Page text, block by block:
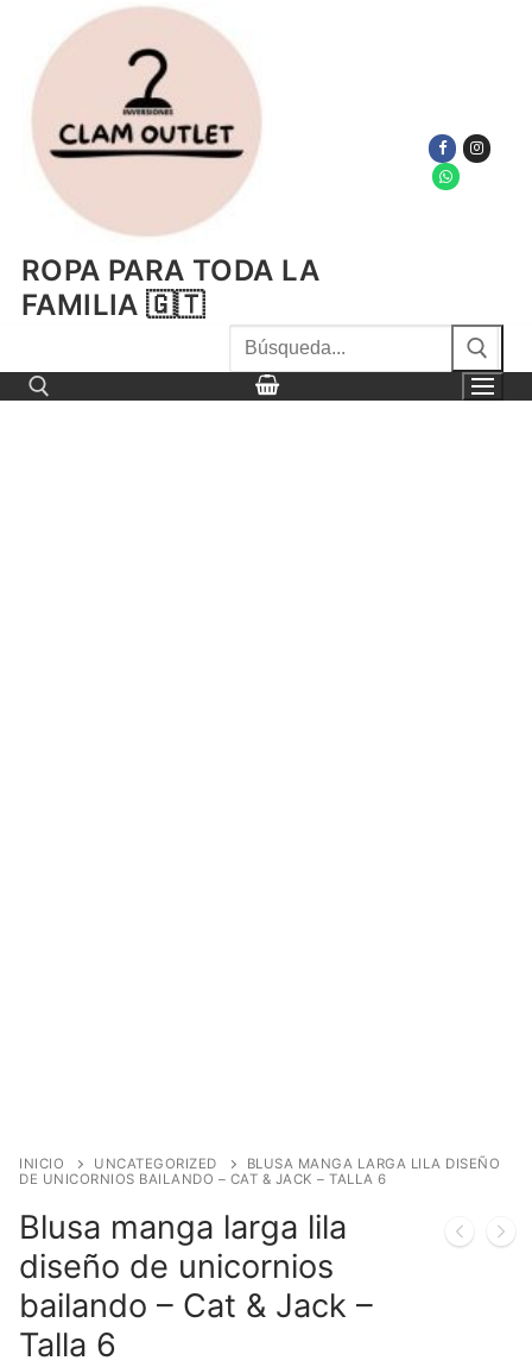
contenido
ROPA PARA TODA LA
FAMILIA 🇬🇹
Buscar
por:
INICIO UNCATEGORIZED
BLUSA MANGA LARGA LILA DISEÑO
DE UNICORNIOS BAILANDO – CAT & JACK – TALLA 6
Blusa manga larga lila
diseño de unicornios
bailando – Cat & Jack –
Talla 6